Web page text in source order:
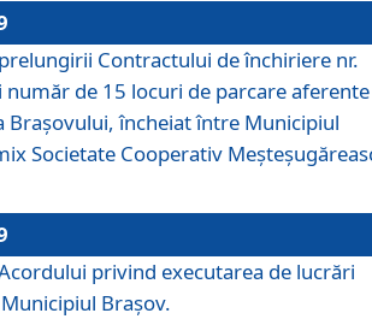
Contractului de închiriere nr.
de 15 locuri de parcare aferente
Brașovului, încheiat între Municipiul
Societate Cooperativ
privind executarea de lucrări
Brașov.